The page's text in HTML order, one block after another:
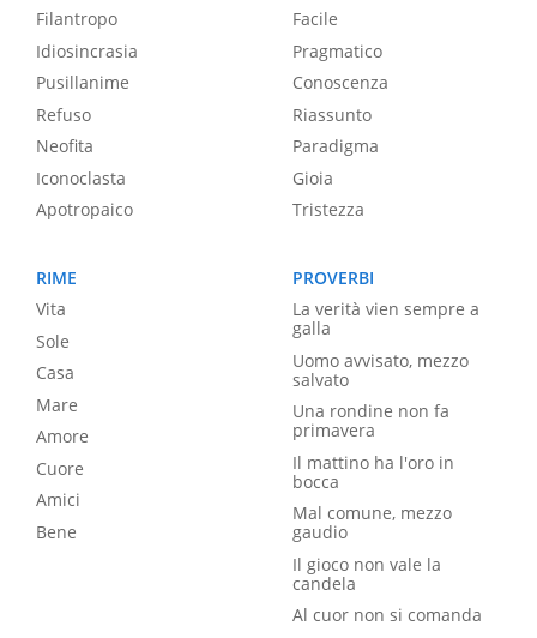
Filantropo
Idiosincrasia
Pusillanime
Refuso
Neofita
Iconoclasta
Apotropaico
Facile
Pragmatico
Conoscenza
Riassunto
Paradigma
Gioia
Tristezza
RIME
Vita
Sole
Casa
Mare
Amore
Cuore
Amici
Bene
PROVERBI
La verità vien sempre a
galla
Uomo avvisato, mezzo
salvato
Una rondine non fa
primavera
Il mattino ha l'oro in
bocca
Mal comune, mezzo
gaudio
Il gioco non vale la
candela
Al cuor non si comanda